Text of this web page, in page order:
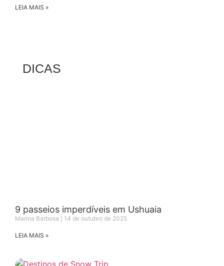
LEIA MAIS »
DICAS
9 passeios imperdíveis em Ushuaia
Marina Barbosa 14 de outubro de 2025
LEIA MAIS »